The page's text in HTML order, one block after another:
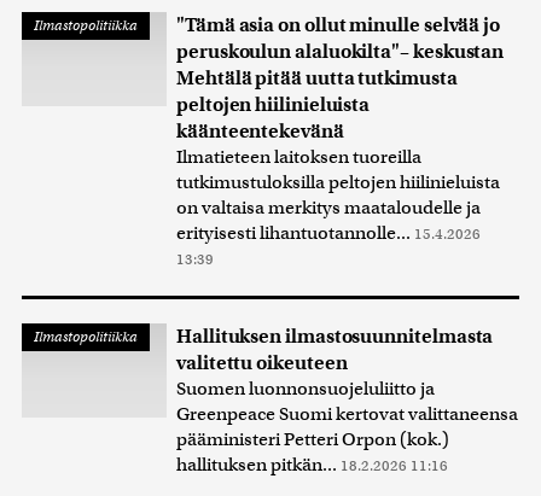
Ilmastopolitiikka
"Tämä asia on ollut minulle selvää jo
peruskoulun alaluokilta"– keskustan
Mehtälä pitää uutta tutkimusta
peltojen hiilinieluista
käänteentekevänä
Ilmatieteen laitoksen tuoreilla
tutkimustuloksilla peltojen hiilinieluista
on valtaisa merkitys maataloudelle ja
erityisesti lihantuotannolle... 15.4.2026
13:39
Ilmastopolitiikka
Hallituksen ilmastosuunnitelmasta
valitettu oikeuteen
Suomen luonnonsuojeluliitto ja
Greenpeace Suomi kertovat valittaneensa
pääministeri Petteri Orpon (kok.)
hallituksen pitkän... 18.2.2026 11:16